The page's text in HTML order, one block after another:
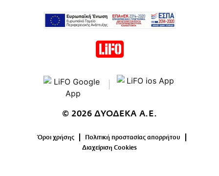
© 2026 ΔΥΟΔΕΚΑ Α.Ε.
Όροι χρήσης
Πολιτική προστασίας απορρήτου
Διαχείριση Cookies